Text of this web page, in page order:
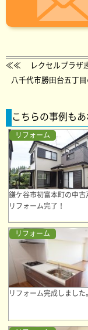
≪≪
レクセルプラザ
八千代市勝田台五丁
こちらの事例も
リフォーム
鎌ケ谷市初富本町の中
リフォーム完了！
リフォーム
リフォーム完成しました。